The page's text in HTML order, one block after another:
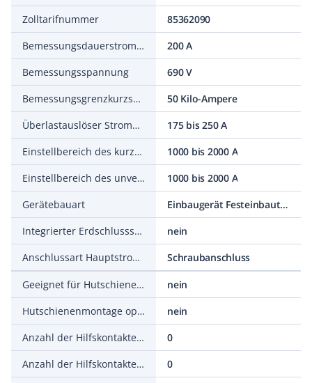
Zolltarifnummer
85362090
Bemessungsdauerstrom Iu
200 A
Bemessungsspannung
690 V
Bemessungsgrenzkurzschlussausschaltstrom Icu bei 400 V, 50 Hz
50 Kilo-Ampere
Überlastauslöser Stromeinstellung
175 bis 250 A
Einstellbereich des kurzzeitverzögerten Kurzschlussauslösers
1000 bis 2000 A
Einstellbereich des unverzögerten Kurzschlussauslösers
1000 bis 2000 A
Gerätebauart
Einbaugerät Festeinbautechnik
Integrierter Erdschlussschutz
nein
Anschlussart Hauptstromkreis
Schraubanschluss
Geeignet für Hutschienenmontage
nein
Hutschienenmontage optional
nein
Anzahl der Hilfskontakte als Öffner
0
Anzahl der Hilfskontakte als Schließer
0